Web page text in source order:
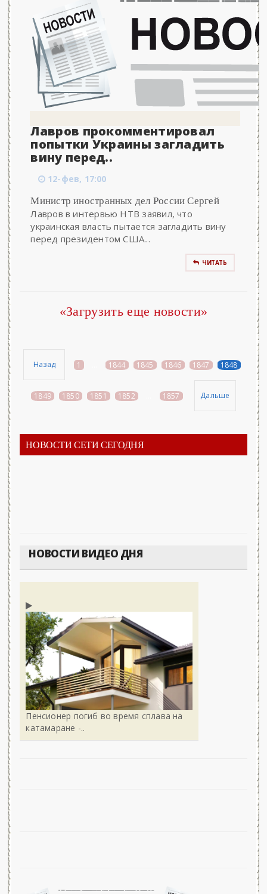
Лавров прокомментировал
попытки Украины загладить
вину перед..
12-фев, 17:00
Министр иностранных дел России Сергей
Лавров в интервью НТВ заявил, что
украинская власть пытается загладить вину
перед президентом США...
ЧИТАТЬ
«Загрузить еще новости»
Назад 1 1844 1845 1846 1847 1848
1849 1850 1851 1852 1857 Дальше
НОВОСТИ СЕТИ СЕГОДНЯ
НОВОСТИ ВИДЕО ДНЯ
Пенсионер погиб во время сплава на
катамаране -..